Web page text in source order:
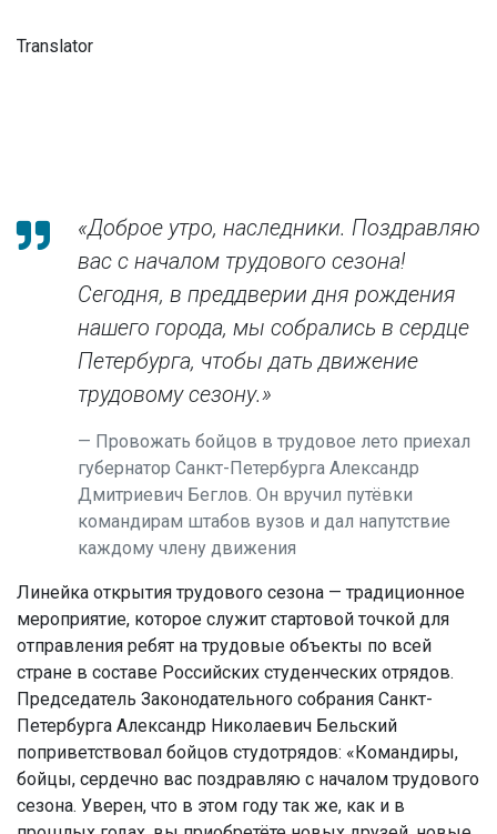
Translator
«Доброе утро, наследники. Поздравляю
вас с началом трудового сезона!
Сегодня, в преддверии дня рождения
нашего города, мы собрались в сердце
Петербурга, чтобы дать движение
трудовому сезону.»
Провожать бойцов в трудовое лето приехал
губернатор Санкт-Петербурга Александр
Дмитриевич Беглов. Он вручил путёвки
командирам штабов вузов и дал напутствие
каждому члену движения
Линейка открытия трудового сезона — традиционное
мероприятие, которое служит стартовой точкой для
отправления ребят на трудовые объекты по всей
стране в составе Российских студенческих отрядов.
Председатель Законодательного собрания Санкт-
Петербурга Александр Николаевич Бельский
поприветствовал бойцов студотрядов: «Командиры,
бойцы, сердечно вас поздравляю с началом трудового
сезона. Уверен, что в этом году так же, как и в